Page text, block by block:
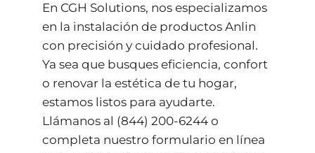
En CGH Solutions, nos especializamos
en la instalación de productos Anlin
con precisión y cuidado profesional.
Ya sea que busques eficiencia, confort
o renovar la estética de tu hogar,
estamos listos para ayudarte.
Llámanos al (844) 200-6244o
completa nuestro formulario en línea